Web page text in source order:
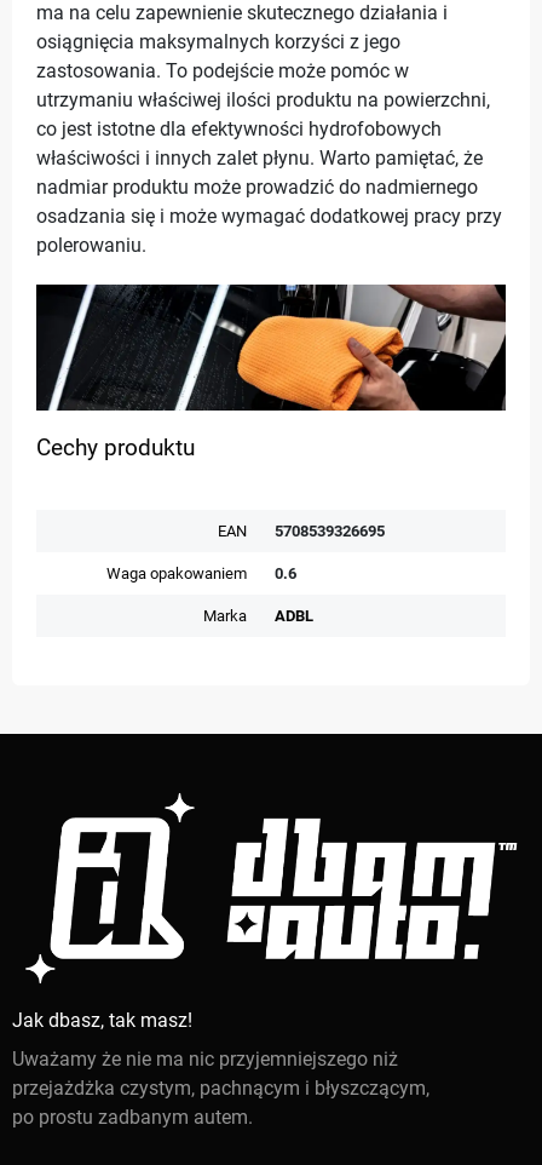
ma na celu zapewnienie skutecznego działania i
osiągnięcia maksymalnych korzyści z jego
zastosowania. To podejście może pomóc w
utrzymaniu właściwej ilości produktu na powierzchni,
co jest istotne dla efektywności hydrofobowych
właściwości i innych zalet płynu. Warto pamiętać, że
nadmiar produktu może prowadzić do nadmiernego
osadzania się i może wymagać dodatkowej pracy przy
polerowaniu.
Cechy produktu
EAN 5708539326695
Waga opakowaniem 0.6
Marka ADBL
Jak dbasz, tak masz!
Uważamy że nie ma nic przyjemniejszego niż
przejażdżka czystym, pachnącym i błyszczącym,
po prostu zadbanym autem.